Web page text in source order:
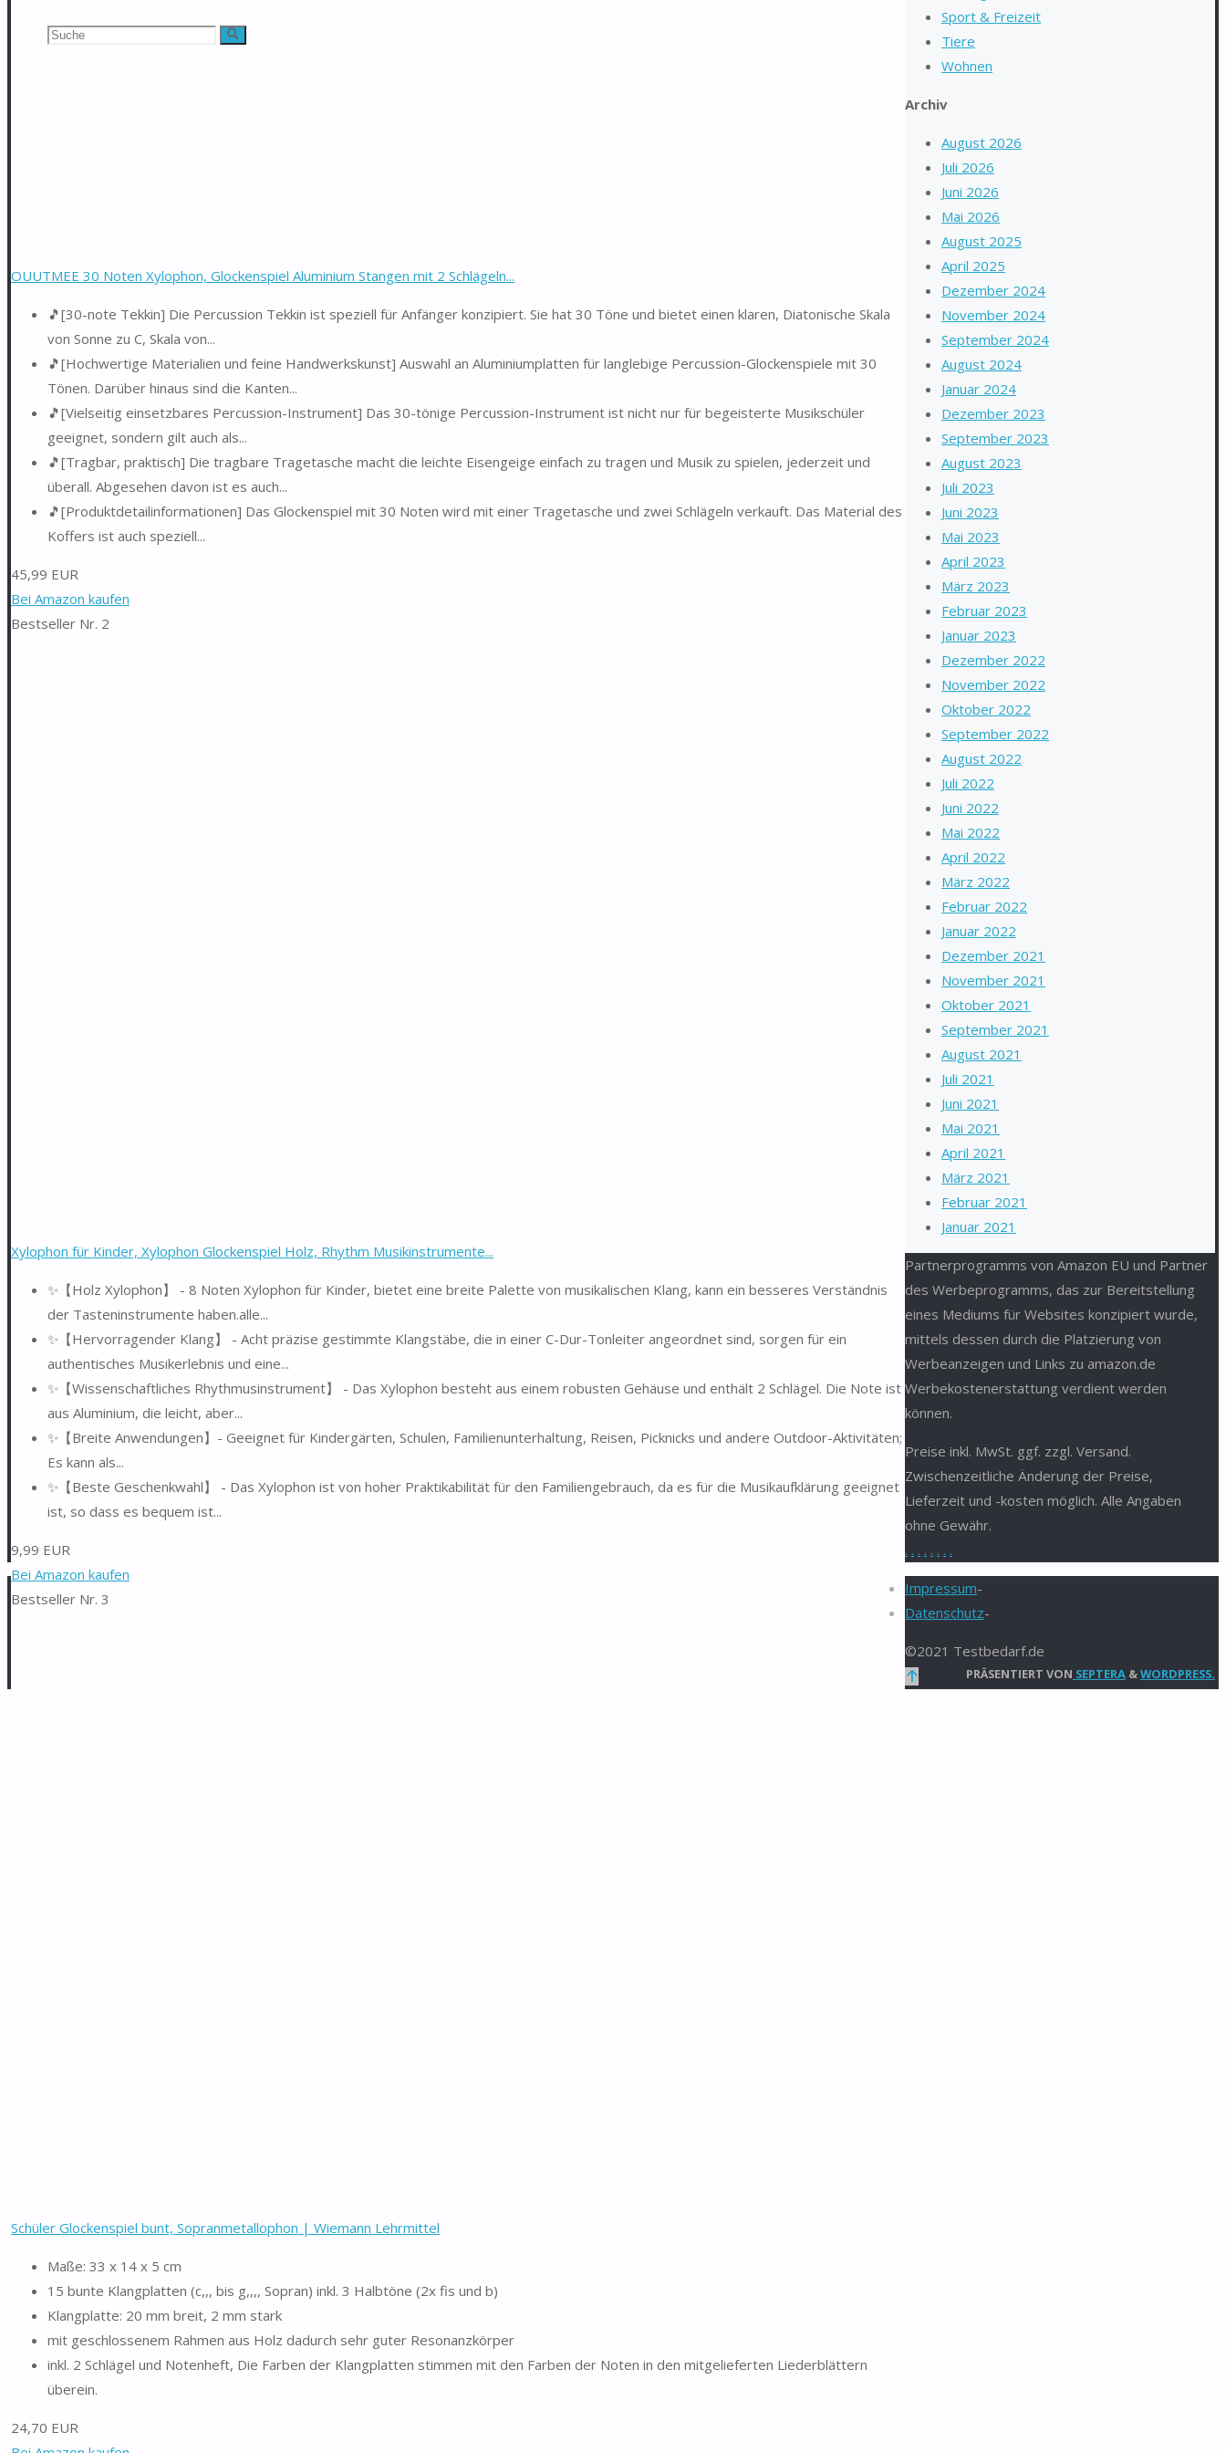
Suchen Suche
OUUTMEE 30 Noten Xylophon, Glockenspiel Aluminium Stangen mit 2 Schlägeln...
🎵[30-note Tekkin] Die Percussion Tekkin ist speziell für Anfänger konzipiert. Sie hat 30 Töne und bietet einen klaren, Diatonische Skala
von Sonne zu C, Skala von...
🎵[Hochwertige Materialien und feine Handwerkskunst] Auswahl an Aluminiumplatten für langlebige Percussion-Glockenspiele mit 30
Tönen. Darüber hinaus sind die Kanten...
🎵[Vielseitig einsetzbares Percussion-Instrument] Das 30-tönige Percussion-Instrument ist nicht nur für begeisterte Musikschüler
geeignet, sondern gilt auch als...
🎵[Tragbar, praktisch] Die tragbare Tragetasche macht die leichte Eisengeige einfach zu tragen und Musik zu spielen, jederzeit und
überall. Abgesehen davon ist es auch...
🎵[Produktdetailinformationen] Das Glockenspiel mit 30 Noten wird mit einer Tragetasche und zwei Schlägeln verkauft. Das Material des
Koffers ist auch speziell...
45,99 EUR
Bei Amazon kaufen
Bestseller Nr. 2
Xylophon für Kinder, Xylophon Glockenspiel Holz, Rhythm Musikinstrumente...
✨【Holz Xylophon】 - 8 Noten Xylophon für Kinder, bietet eine breite Palette von musikalischen Klang, kann ein besseres Verständnis
der Tasteninstrumente haben.alle...
✨【Hervorragender Klang】 - Acht präzise gestimmte Klangstäbe, die in einer C-Dur-Tonleiter angeordnet sind, sorgen für ein
authentisches Musikerlebnis und eine...
✨【Wissenschaftliches Rhythmusinstrument】 - Das Xylophon besteht aus einem robusten Gehäuse und enthält 2 Schlägel. Die Note ist
aus Aluminium, die leicht, aber...
✨【Breite Anwendungen】- Geeignet für Kindergärten, Schulen, Familienunterhaltung, Reisen, Picknicks und andere Outdoor-Aktivitäten;
Es kann als...
✨【Beste Geschenkwahl】 - Das Xylophon ist von hoher Praktikabilität für den Familiengebrauch, da es für die Musikaufklärung geeignet
ist, so dass es bequem ist...
9,99 EUR
Bei Amazon kaufen
Bestseller Nr. 3
Schüler Glockenspiel bunt, Sopranmetallophon | Wiemann Lehrmittel
Maße: 33 x 14 x 5 cm
15 bunte Klangplatten (c,,, bis g,,,, Sopran) inkl. 3 Halbtöne (2x fis und b)
Klangplatte: 20 mm breit, 2 mm stark
mit geschlossenem Rahmen aus Holz dadurch sehr guter Resonanzkörper
inkl. 2 Schlägel und Notenheft, Die Farben der Klangplatten stimmen mit den Farben der Noten in den mitgelieferten Liederblättern
überein.
24,70 EUR
Sport & Freizeit
Tiere
Wohnen
Archiv
August 2026
Juli 2026
Juni 2026
Mai 2026
August 2025
April 2025
Dezember 2024
November 2024
September 2024
August 2024
Januar 2024
Dezember 2023
September 2023
August 2023
Juli 2023
Juni 2023
Mai 2023
April 2023
März 2023
Februar 2023
Januar 2023
Dezember 2022
November 2022
Oktober 2022
September 2022
August 2022
Juli 2022
Juni 2022
Mai 2022
April 2022
März 2022
Februar 2022
Januar 2022
Dezember 2021
November 2021
Oktober 2021
September 2021
August 2021
Juli 2021
Juni 2021
Mai 2021
April 2021
März 2021
Februar 2021
Januar 2021
Partnerprogramms von Amazon EU und Partner
des Werbeprogramms, das zur Bereitstellung
eines Mediums für Websites konzipiert wurde,
mittels dessen durch die Platzierung von
Werbeanzeigen und Links zu amazon.de
Werbekostenerstattung verdient werden
können.
Preise inkl. MwSt. ggf. zzgl. Versand.
Zwischenzeitliche Änderung der Preise,
Lieferzeit und -kosten möglich. Alle Angaben
ohne Gewähr.
. . . . . . . .
Impressum-
Datenschutz-
©2021 Testbedarf.de
PRÄSENTIERT VON SEPTERA &WORDPRESS.
Zurück